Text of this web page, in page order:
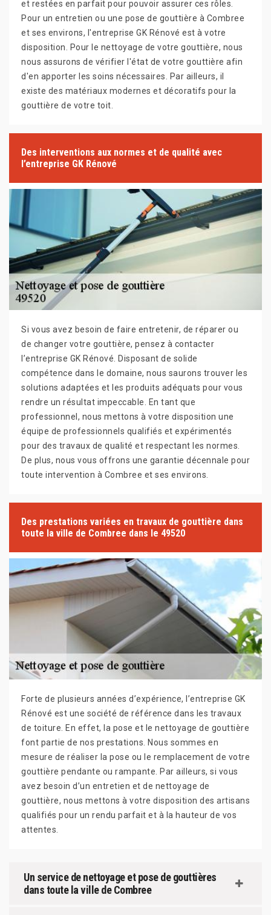
et restées en parfait pour pouvoir assurer ces rôles.
Pour un entretien ou une pose de gouttière à Combree
et ses environs, l'entreprise GK Rénové est à votre
disposition. Pour le nettoyage de votre gouttière, nous
nous assurons de vérifier l'état de votre gouttière afin
d'en apporter les soins nécessaires. Par ailleurs, il
existe des matériaux modernes et décoratifs pour la
gouttière de votre toit.
Des interventions aux normes et de qualité avec
l’entreprise GK Rénové
Si vous avez besoin de faire entretenir, de réparer ou
de changer votre gouttière, pensez à contacter
l’entreprise GK Rénové. Disposant de solide
compétence dans le domaine, nous saurons trouver les
solutions adaptées et les produits adéquats pour vous
rendre un résultat impeccable. En tant que
professionnel, nous mettons à votre disposition une
équipe de professionnels qualifiés et expérimentés
pour des travaux de qualité et respectant les normes.
De plus, nous vous offrons une garantie décennale pour
toute intervention à Combree et ses environs.
Des prestations variées en travaux de gouttière dans
toute la ville de Combree dans le 49520
Forte de plusieurs années d’expérience, l’entreprise GK
Rénové est une société de référence dans les travaux
de toiture. En effet, la pose et le nettoyage de gouttière
font partie de nos prestations. Nous sommes en
mesure de réaliser la pose ou le remplacement de votre
gouttière pendante ou rampante. Par ailleurs, si vous
avez besoin d’un entretien et de nettoyage de
gouttière, nous mettons à votre disposition des artisans
qualifiés pour un rendu parfait et à la hauteur de vos
attentes.
Un service de nettoyage et pose de gouttières
dans toute la ville de Combree